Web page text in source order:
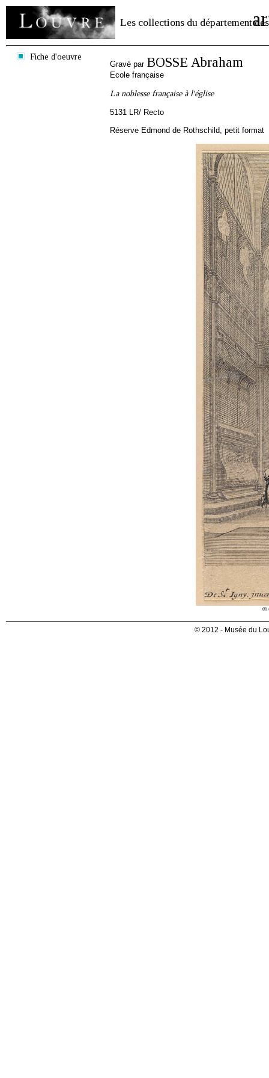
Les collections du département des
Fiche d'oeuvre
Gravé par BOSSE Abraham
Ecole française
La noblesse française à l'église
5131 LR/ Recto
Réserve Edmond de Rothschild, petit format
©
© 2012 - Musée du